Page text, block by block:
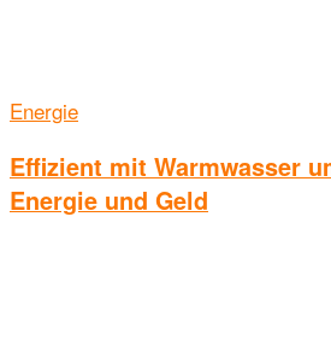
Energie
Effizient mit Warmwasser
Energie und Geld